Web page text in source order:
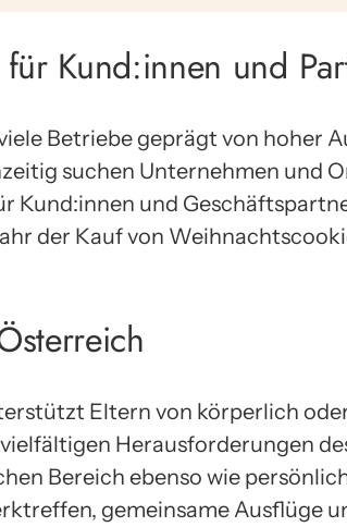
Kund:innen und
Betriebe geprägt von hoher
suchen Unternehmen und
Kund:innen und
der Kauf von
Eltern von körperlich
Herausforderungen
Bereich ebenso wie
gemeinsame Ausflüge